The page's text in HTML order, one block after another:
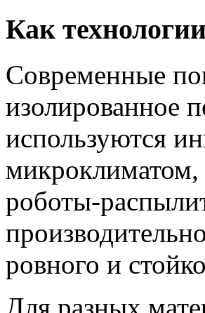
Как
Современные
изолированное
используются
микроклиматом,
роботы-
ровного и
Для разных